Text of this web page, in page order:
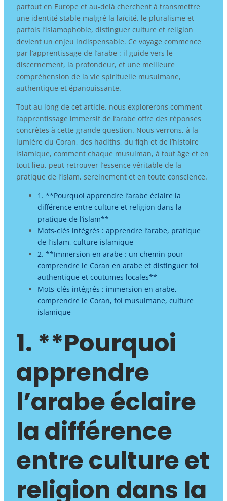
partout en Europe et au-delà cherchent à transmettre
une identité stable malgré la laïcité, le pluralisme et
parfois l’islamophobie, distinguer culture et religion
devient un enjeu indispensable. Ce voyage commence
par l’apprentissage de l’arabe : il guide vers le
discernement, la profondeur, et une meilleure
compréhension de la vie spirituelle musulmane,
authentique et épanouissante.
Tout au long de cet article, nous explorerons comment
l’apprentissage immersif de l’arabe offre des réponses
concrètes à cette grande question. Nous verrons, à la
lumière du Coran, des hadiths, du fiqh et de l’histoire
islamique, comment chaque musulman, à tout âge et en
tout lieu, peut retrouver l’essence véritable de la
pratique de l’islam, sereinement et en toute conscience.
1. **Pourquoi apprendre l’arabe éclaire la
différence entre culture et religion dans la
pratique de l’islam**
Mots-clés intégrés : apprendre l’arabe, pratique
de l’islam, culture islamique
2. **Immersion en arabe : un chemin pour
comprendre le Coran en arabe et distinguer foi
authentique et coutumes locales**
Mots-clés intégrés : immersion en arabe,
comprendre le Coran, foi musulmane, culture
islamique
1. **Pourquoi
apprendre
l’arabe éclaire
la différence
entre culture et
religion dans la